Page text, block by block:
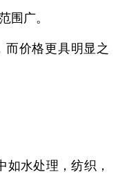
围广。
价格更具明显之
如水处理，纺织，